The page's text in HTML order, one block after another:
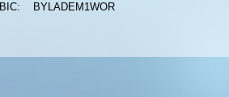
BIC: BYLADEM1WOR